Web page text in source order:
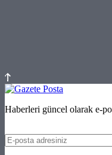
Haberleri güncel olarak e-